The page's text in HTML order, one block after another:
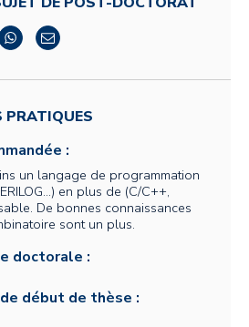
PRATIQUES
:
un langage de programmation
en plus de (C/C++,
De bonnes connaissances
sont un plus.
doctorale :
début de thèse :